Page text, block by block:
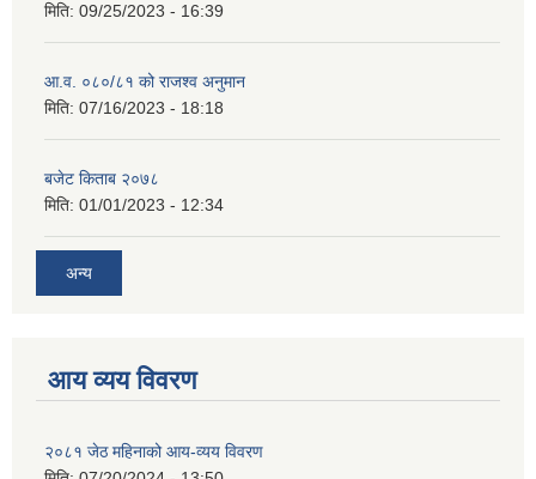
मिति: 09/25/2023 - 16:39
आ.व. ०८०/८१ को राजश्व अनुमान
मिति: 07/16/2023 - 18:18
बजेट किताब २०७८
मिति: 01/01/2023 - 12:34
अन्य
आय व्यय विवरण
२०८१ जेठ महिनाको आय-व्यय विवरण